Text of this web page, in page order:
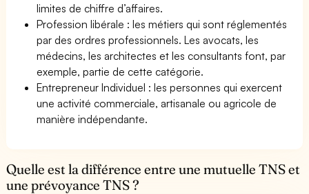
limites de chiffre d’affaires.
Profession libérale : les métiers qui sont réglementés
par des ordres professionnels. Les avocats, les
médecins, les architectes et les consultants font, par
exemple, partie de cette catégorie.
Entrepreneur Individuel : les personnes qui exercent
une activité commerciale, artisanale ou agricole de
manière indépendante.
Quelle est la différence entre une mutuelle TNS et
une prévoyance TNS ?